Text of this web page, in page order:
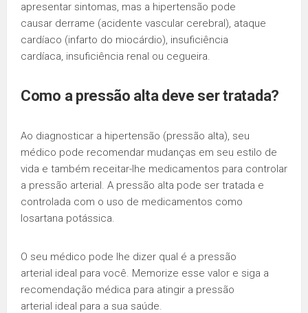
apresentar sintomas, mas a hipertensão pode
causar derrame (acidente vascular cerebral), ataque
cardíaco (infarto do miocárdio), insuficiência
cardíaca, insuficiência renal ou cegueira.
Como a pressão alta deve ser tratada?
Ao diagnosticar a hipertensão (pressão alta), seu
médico pode recomendar mudanças em seu estilo de
vida e também receitar-lhe medicamentos para controlar
a pressão arterial. A pressão alta pode ser tratada e
controlada com o uso de medicamentos como
losartana potássica.
O seu médico pode lhe dizer qual é a pressão
arterial ideal para você. Memorize esse valor e siga a
recomendação médica para atingir a pressão
arterial ideal para a sua saúde.